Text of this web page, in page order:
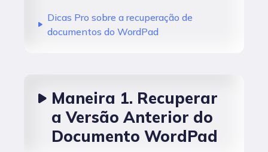
Dicas Pro sobre a recuperação de
documentos do WordPad
Maneira 1. Recuperar
a Versão Anterior do
Documento WordPad